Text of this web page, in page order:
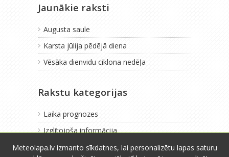
Jaunākie raksti
Augusta saule
Karsta jūlija pēdējā diena
Vēsāka dienvidu ciklona nedēļa
Rakstu kategorijas
Laika prognozes
Izglītojoša informācija
Par meteolapa.lv
Meteolapa.lv izmanto sīkdatnes, lai personalizētu lapas saturu